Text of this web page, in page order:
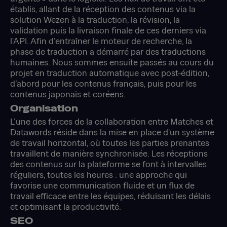
établis, allant de la réception des contenus via la
solution Wezen à la traduction, la révision, la
validation puis la livraison finale de ces derniers via
l'API. Afin d’entraîner le moteur de recherche, la
phase de traduction a démarré par des traductions
humaines. Nous sommes ensuite passés au cours du
projet en traduction automatique avec post-édition,
d’abord pour les contenus français, puis pour les
contenus japonais et coréens.
Organisation
L’une des forces de la collaboration entre Matches et
Datawords réside dans la mise en place d'un système
de travail horizontal, où toutes les parties prenantes
travaillent de manière synchronisée. Les réceptions
des contenus sur la plateforme se font à intervalles
réguliers, toutes les heures : une approche qui
favorise une communication fluide et un flux de
travail efficace entre les équipes, réduisant les délais
et optimisant la productivité.
SEO